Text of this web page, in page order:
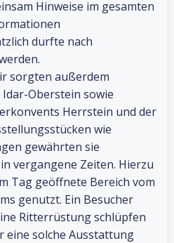
Hinweise im gesamten
durfte nach
sorgten außerdem
Oberstein sowie
Herrstein und der
wie
gewährten sie
vergangene Zeiten. Hierzu
Tag geöffnete Bereich vom
genutzt. Ein Besucher
Ritterrüstung schlüpfen
eine solche Ausstattung